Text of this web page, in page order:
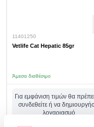
11401250
Vetlife Cat Hepatic 85gr
Άμεσα διαθέσιμο
Για εμφάνιση τιμών θα
συνδεθείτε ή να
λογαριασμό